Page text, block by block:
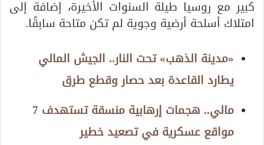
كبير مع روسيا طيلة السنوات الأخيرة، إضافة إلى
امتلاك أسلحة أرضية وجوية لم تكن متاحة سابقًا.
«مدينة الذهب» تحت النار.. الجيش المالي
يطارد القاعدة بعد حصار وقطع طرق
مالي.. هجمات إرهابية منسقة تستهدف 7
مواقع عسكرية في تصعيد خطير